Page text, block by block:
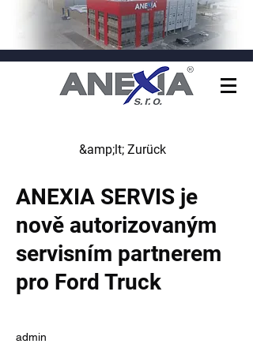
&amp;lt; Zurück
ANEXIA SERVIS je
nově autorizovaným
servisním partnerem
pro Ford Truck
admin